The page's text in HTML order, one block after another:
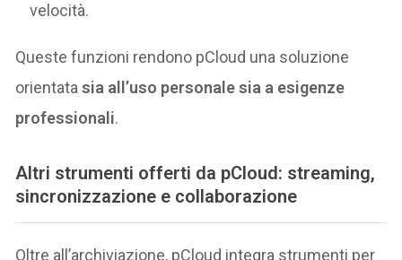
velocità.
Queste funzioni rendono pCloud una soluzione
orientatasia all’uso personale sia a esigenze
professionali.
Altri strumenti offerti da pCloud: streaming,
sincronizzazione e collaborazione
Oltre all’archiviazione, pCloud integra strumenti per